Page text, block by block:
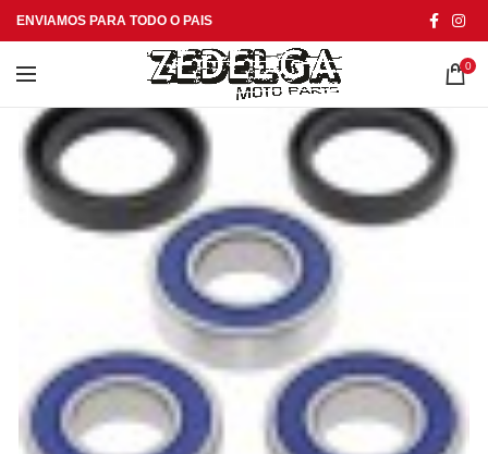
ENVIAMOS PARA TODO O PAIS
0